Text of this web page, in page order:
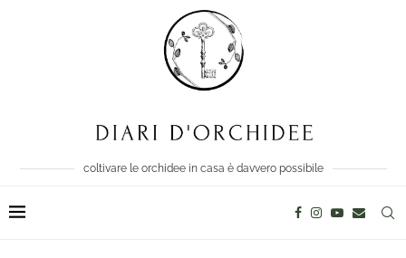
coltivare le orchidee in casa è davvero possibile